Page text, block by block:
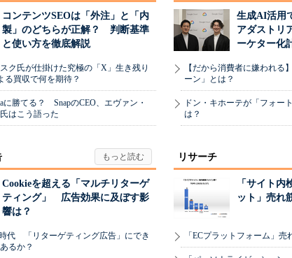
コンテンツSEOは「外注」と「内
製」のどちらが正解？ 判断基準
と使い方を徹底解説
ク氏が仕掛けた究極の「X」生き残り
買収で何を期待？
に勝てる？ SnapのCEO、エヴァン・
はこう語った
生成AI活用
アダストリ
ーケター化
【だから消費者に嫌われる
ーン」とは？
ドン・キホーテが「フォ
は？
Cookieを超える「マルチリターゲ
ティング」 広告効果に及ぼす影
響は？
代 「リターゲティング広告」にでき
るか？
リサーチ
「サイト内
ット」売れ
「ECプラットフォーム」売